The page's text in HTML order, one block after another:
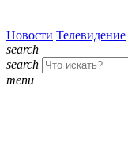
Новости Телевидение
search
search
menu